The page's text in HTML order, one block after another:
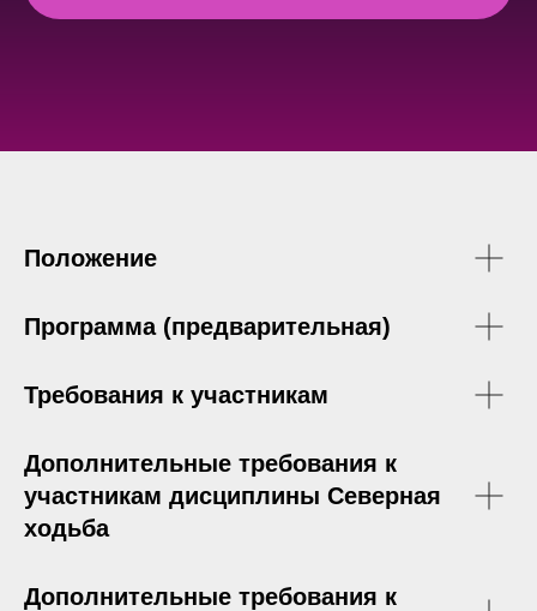
Положение
Программа (предварительная)
Требования к участникам
Дополнительные требования к
участникам дисциплины Северная
ходьба
Дополнительные требования к